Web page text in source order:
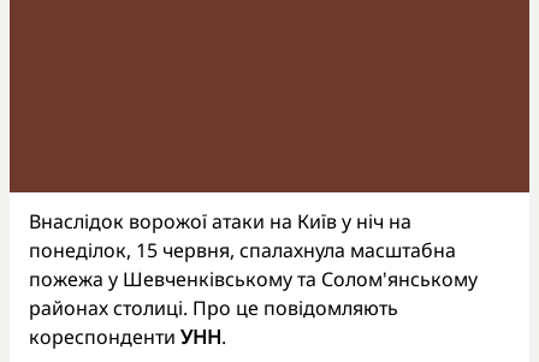
Внаслідок ворожої атаки на Київ у ніч на
понеділок, 15 червня, спалахнула масштабна
пожежа у Шевченківському та Солом'янському
районах столиці. Про це повідомляють
кореспонденти УНН.